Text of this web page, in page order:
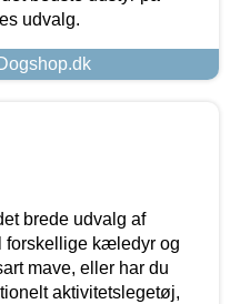
udvalg.
brede udvalg af
forskellige kæledyr og
mave, eller har du
aktivitetslegetøj,